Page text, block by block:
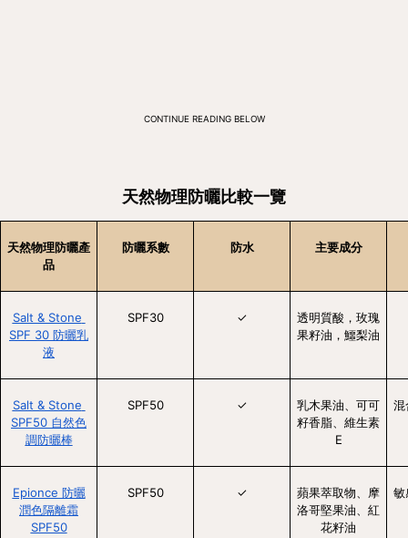
CONTINUE READING BELOW
天然物理防曬比較一覽
天然物理防曬產
品
防曬系數 防水 主要成分
Salt & Stone
SPF 30 防曬乳
液
SPF30 ✓
透明質酸，玫瑰
果籽油，鱷梨油
Salt & Stone
SPF50 自然色
調防曬棒
SPF50 ✓
乳木果油、可可
籽香脂、維生素
E
混
Epionce 防曬
潤色隔離霜
SPF50
SPF50 ✓
蘋果萃取物、摩
洛哥堅果油、紅
花籽油
敏